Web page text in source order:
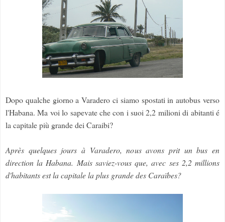
Dopo qualche giorno a Varadero ci siamo spostati in autobus verso
l'Habana. Ma voi lo sapevate che con i suoi 2,2 milioni di abitanti é
la capitale più grande dei Caraibi?
Après quelques jours à Varadero, nous avons prit un bus en
direction la Habana. Mais saviez-vous que, avec ses 2,2 millions
d'habitants est la capitale la plus grande des Caraïbes?